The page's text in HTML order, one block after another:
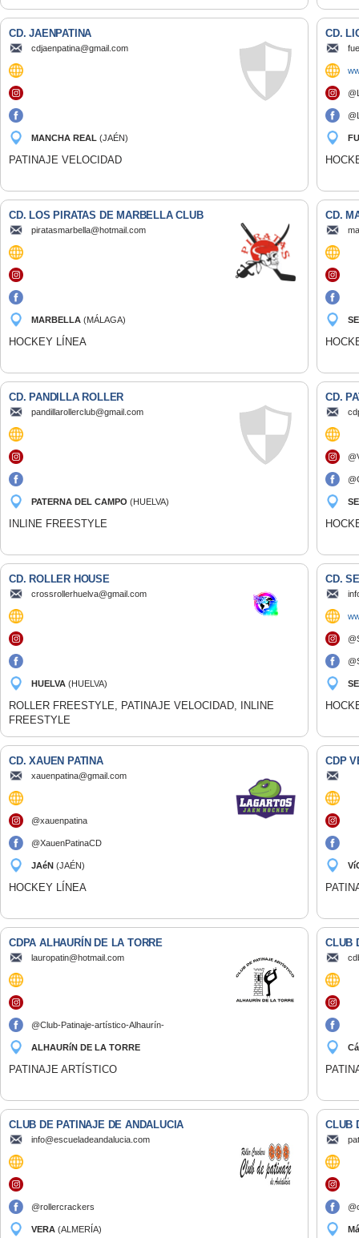
CD. JAENPATINA
cdjaenpatina@gmail.com
MANCHA REAL (JAÉN)
PATINAJE VELOCIDAD
CD.
CD. LOS PIRATAS DE MARBELLA CLUB
piratasmarbella@hotmail.com
MARBELLA (MÁLAGA)
HOCKEY LÍNEA
CD.
CD. PANDILLA ROLLER
pandillarollerclub@gmail.com
PATERNA DEL CAMPO (HUELVA)
INLINE FREESTYLE
CD.
CD. ROLLER HOUSE
crossrollerhuelva@gmail.com
HUELVA (HUELVA)
ROLLER FREESTYLE, PATINAJE VELOCIDAD, INLINE
FREESTYLE
CD.
CD. XAUEN PATINA
xauenpatina@gmail.com
@xauenpatina
@XauenPatinaCD
JAéN (JAÉN)
HOCKEY LÍNEA
CDP
CDPA ALHAURÍN DE LA TORRE
lauropatin@hotmail.com
@Club-Patinaje-artístico-Alhaurín-
ALHAURíN DE LA TORRE
PATINAJE ARTÍSTICO
CLUB
CLUB DE PATINAJE DE ANDALUCIA
info@escueladeandalucia.com
@rollercrackers
VERA (ALMERÍA)
CLUB